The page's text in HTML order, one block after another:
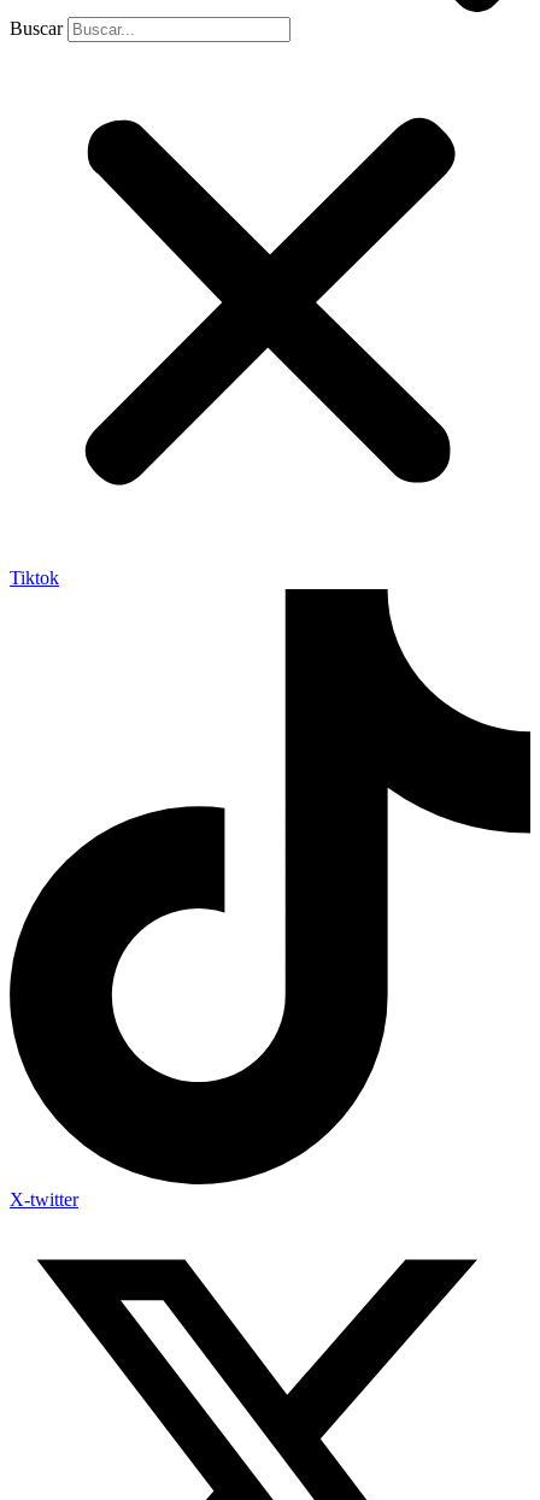
Buscar
Tiktok
X-twitter